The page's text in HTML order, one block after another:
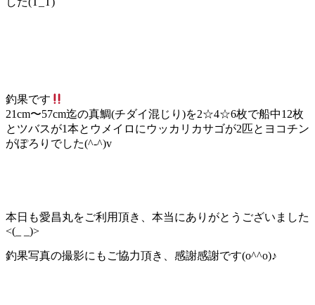
釣果です
21cm〜57cm迄の真鯛(チダイ混じり)を2☆4☆6枚で船中12枚
とツバスが1本とウメイロにウッカリカサゴが2匹とヨコチン
がぽろりでした(^-^)v
本日も愛昌丸をご利用頂き、本当にありがとうございました
<(_ _)>
釣果写真の撮影にもご協力頂き、感謝感謝です(o^^o)♪